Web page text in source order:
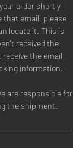
order shortly
that email, please
locate it. This is
received the
the email
information.
are responsible for
the shipment.